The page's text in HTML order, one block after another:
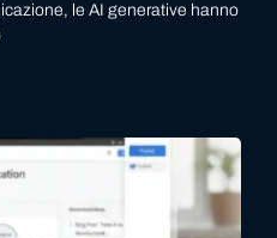
le AI generative hanno